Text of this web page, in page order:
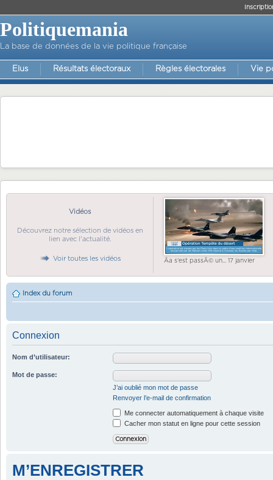
Politiquemania
La base de données de la vie politique française
Elus Résultats électoraux Règles électorales Vie
Vidéos
Découvrez notre sélection de vidéos en
lien avec l'actualité.
Voir toutes les vidéos Ãa s'est passÃ© un... 17 janvier
Index du forum
Connexion
Nom d’utilisateur:
Mot de passe:
J’ai oublié mon mot de passe
Renvoyer l’e-mail de confirmation
Me connecter automatiquement à chaque visite
Cacher mon statut en ligne pour cette session
M’ENREGISTRER